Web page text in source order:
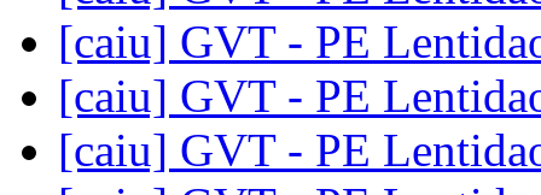
[caiu] GVT - PE
[caiu] GVT - PE
[caiu] GVT - PE